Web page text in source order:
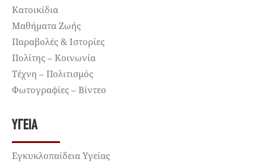
Κατοικίδια
Μαθήματα Ζωής
Παραβολές & Ιστορίες
Πολίτης – Κοινωνία
Τέχνη – Πολιτισμός
Φωτογραφίες – Βίντεο
ΥΓΕΊΑ
Εγκυκλοπαίδεια Υγείας